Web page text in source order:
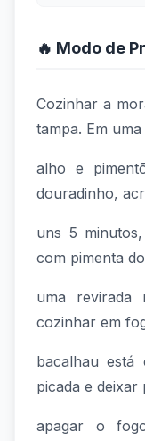
🔥 Modo de
Cozinhar a
tampa. Em
alho e
douradinho,
uns 5
com pimenta
uma revirada
cozinhar em
bacalhau está
picada e deixar
apagar o